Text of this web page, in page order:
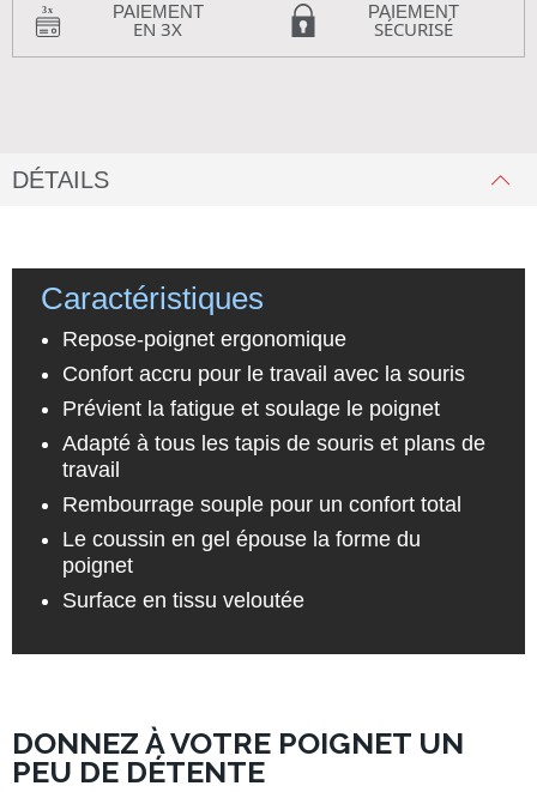
PAIEMENT
EN 3X
PAIEMENT
SÉCURISÉ
DÉTAILS
Caractéristiques
Repose-poignet ergonomique
Confort accru pour le travail avec la souris
Prévient la fatigue et soulage le poignet
Adapté à tous les tapis de souris et plans de
travail
Rembourrage souple pour un confort total
Le coussin en gel épouse la forme du
poignet
Surface en tissu veloutée
DONNEZ À VOTRE POIGNET UN
PEU DE DÉTENTE